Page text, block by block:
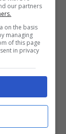
che ha
allo
tutto e
e
our partners
on the basis
managing
of this page
in privacy